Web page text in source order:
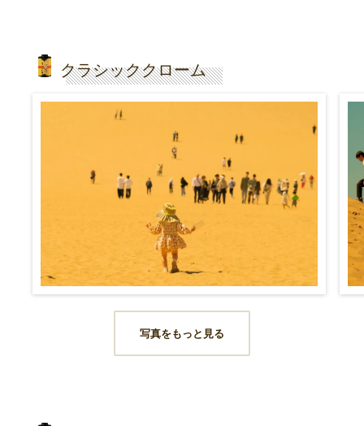
クラシッククローム
写真をもっと見る